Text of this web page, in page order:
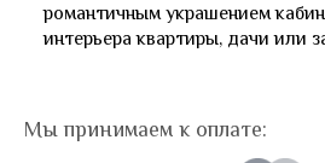
романтичным украшением
интерьера квартиры, дачи или
Мы принимаем к оплате: